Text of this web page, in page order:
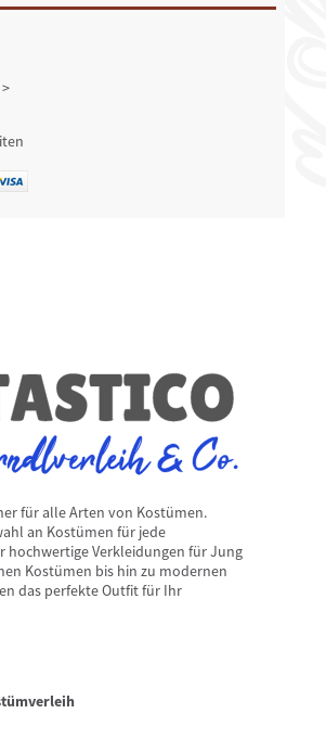
für alle Arten von Kostümen.
an Kostümen für jede
hochwertige Verkleidungen für Jung
Kostümen bis hin zu modernen
das perfekte Outfit für Ihr